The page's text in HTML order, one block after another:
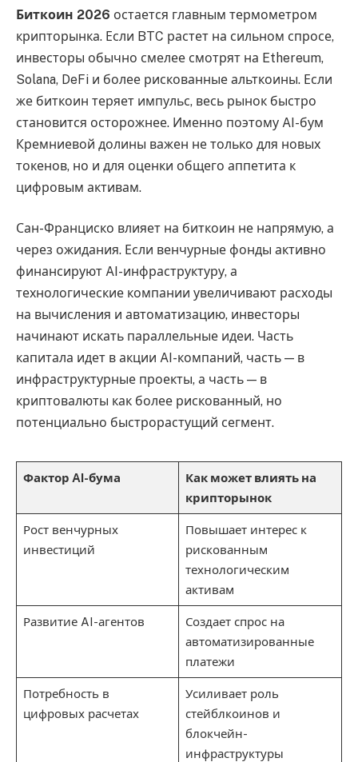
Биткоин 2026 остается главным термометром
крипторынка. Если BTC растет на сильном спросе,
инвесторы обычно смелее смотрят на Ethereum,
Solana, DeFi и более рискованные альткоины. Если
же биткоин теряет импульс, весь рынок быстро
становится осторожнее. Именно поэтому AI-бум
Кремниевой долины важен не только для новых
токенов, но и для оценки общего аппетита к
цифровым активам.
Сан-Франциско влияет на биткоин не напрямую, а
через ожидания. Если венчурные фонды активно
финансируют AI-инфраструктуру, а
технологические компании увеличивают расходы
на вычисления и автоматизацию, инвесторы
начинают искать параллельные идеи. Часть
капитала идет в акции AI-компаний, часть — в
инфраструктурные проекты, а часть — в
криптовалюты как более рискованный, но
потенциально быстрорастущий сегмент.
Фактор AI-бума
Как может влиять на
крипторынок
Рост венчурных
инвестиций
Повышает интерес к
рискованным
технологическим
активам
Развитие AI-агентов
Создает спрос на
автоматизированные
платежи
Потребность в
цифровых расчетах
Усиливает роль
стейблкоинов и
блокчейн-
инфраструктуры